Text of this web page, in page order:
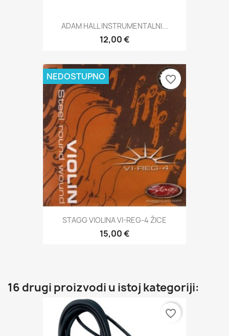
ADAM HALL INSTRUMENTALNI...
12,00 €
STAGG VIOLINA VI-REG-4 ŽICE
15,00 €
NEDOSTUPNO favorite_border
16 drugi proizvodi u istoj kategoriji:
favorite_border